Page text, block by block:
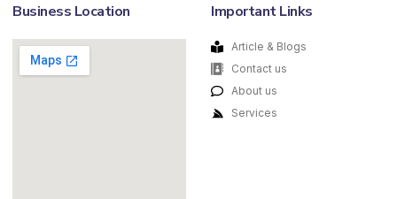
Business Location Important Links
Article & Blogs
Contact us
About us
Services